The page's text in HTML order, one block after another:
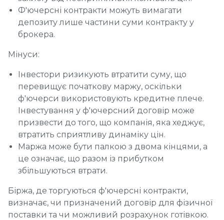
Ф'ючерсні контракти можуть вимагати
депозиту лише частини суми контракту у
брокера.
Мінуси:
Інвестори ризикують втратити суму, що
перевищує початкову маржу, оскільки
ф'ючерси використовують кредитне плече.
Інвестування у ф'ючерсний договір може
призвести до того, що компанія, яка хеджує,
втратить сприятливу динаміку цін.
Маржа може бути палкою з двома кінцями, а
це означає, що разом із прибутком
збільшуються втрати.
Біржа, де торгуються ф'ючерсні контракти,
визначає, чи призначений договір для фізичної
поставки та чи можливий розрахунок готівкою.